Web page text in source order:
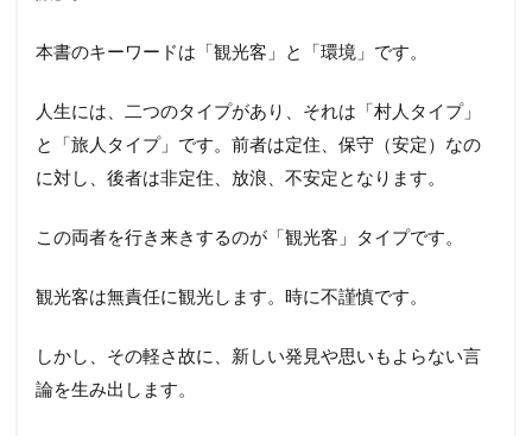
本書のキーワードは「観光客」と「環境」です。
人生には、二つのタイプがあり、それは「村人タイプ」
と「旅人タイプ」です。前者は定住、保守（安定）なの
に対し、後者は非定住、放浪、不安定となります。
この両者を行き来きするのが「観光客」タイプです。
観光客は無責任に観光します。時に不謹慎です。
しかし、その軽さ故に、新しい発見や思いもよらない言
論を生み出します。